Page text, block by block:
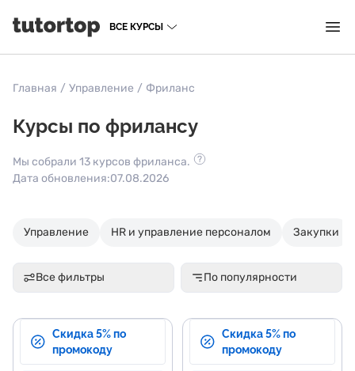
ВСЕ КУРСЫ
Главная / Управление / Фриланс
Курсы по фрилансу
Мы собрали 13 курсов фриланса.
Дата обновления:07.08.2026
Управление HR и управление персоналом Закупки
Все фильтры По популярности
Скидка 5% по
промокоду
Скидка 5% по
промокоду